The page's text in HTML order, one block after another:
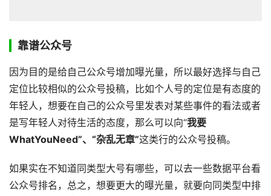
靠谱公众号
因为目的是给自己公众号增加曝光量，所以最好选择与自己
定位比较相似的公众号投稿，比如个人号的定位是有态度的
年轻人，想要在自己的公众号里发表对某些事件的看法或者
是写年轻人对待生活的态度，那么可以向“我要
WhatYouNeed”、“杂乱无章”这类行的公众号投稿。
如果实在不知道同类型大号有哪些，可以去一些数据平台看
公众号排名，总之，想要更大的曝光量，就要向同类型中排